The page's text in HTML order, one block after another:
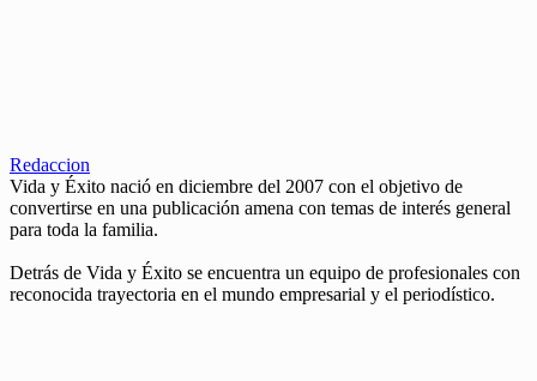
Redaccion
Vida y Éxito nació en diciembre del 2007 con el objetivo de
convertirse en una publicación amena con temas de interés general
para toda la familia.
Detrás de Vida y Éxito se encuentra un equipo de profesionales con
reconocida trayectoria en el mundo empresarial y el periodístico.